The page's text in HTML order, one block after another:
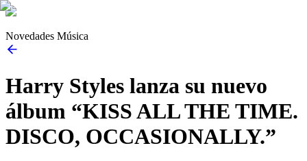
Novedades Música
Harry Styles lanza su nuevo
álbum “KISS ALL THE TIME.
DISCO, OCCASIONALLY.”